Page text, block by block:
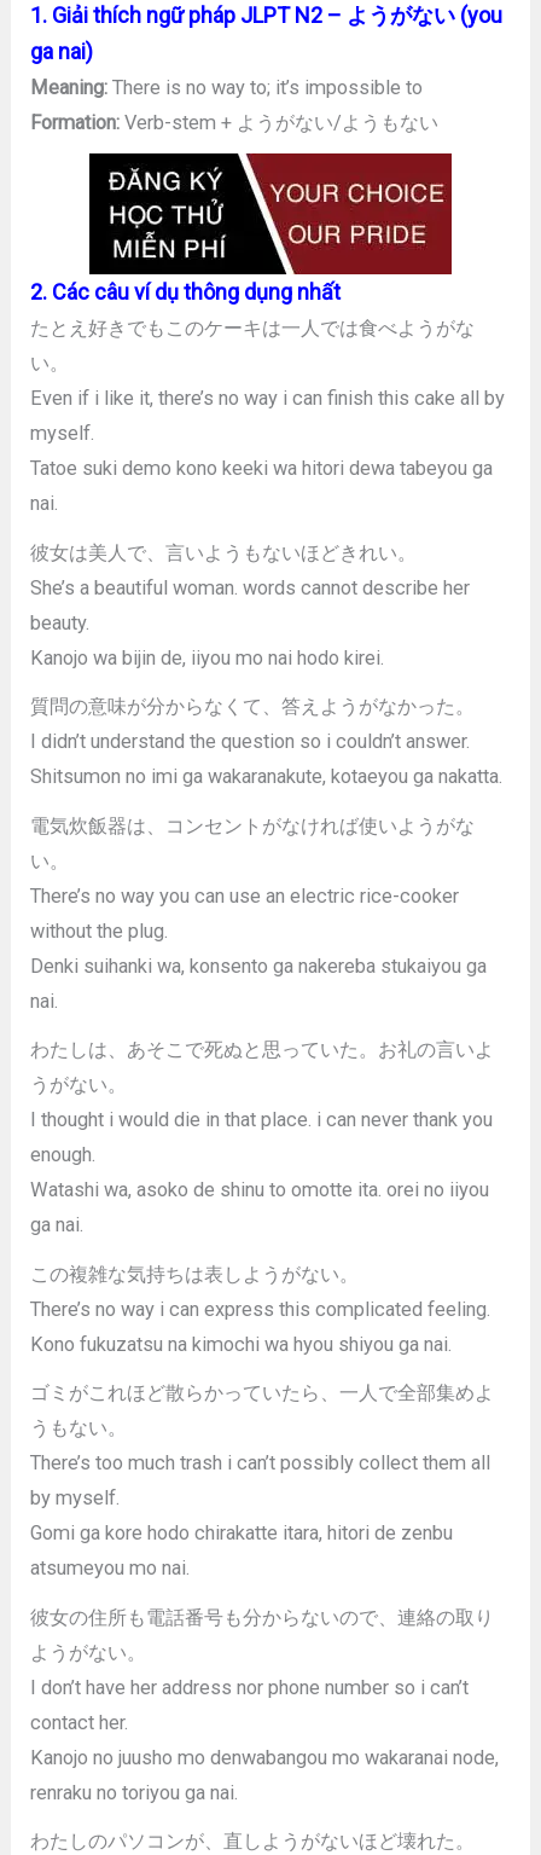
1. Giải thích ngữ pháp JLPT N2 – ようがない (you
ga nai)
Meaning: There is no way to; it’s impossible to
Formation: Verb-stem + ようがない/ようもない
2. Các câu ví dụ thông dụng nhất
たとえ好きでもこのケーキは一人では食べようがな
い。
Even if i like it, there’s no way i can finish this cake all by
myself.
Tatoe suki demo kono keeki wa hitori dewa tabeyou ga
nai.
彼女は美人で、言いようもないほどきれい。
She’s a beautiful woman. words cannot describe her
beauty.
Kanojo wa bijin de, iiyou mo nai hodo kirei.
質問の意味が分からなくて、答えようがなかった。
I didn’t understand the question so i couldn’t answer.
Shitsumon no imi ga wakaranakute, kotaeyou ga nakatta.
電気炊飯器は、コンセントがなければ使いようがな
い。
There’s no way you can use an electric rice-cooker
without the plug.
Denki suihanki wa, konsento ga nakereba stukaiyou ga
nai.
わたしは、あそこで死ぬと思っていた。お礼の言いよ
うがない。
I thought i would die in that place. i can never thank you
enough.
Watashi wa, asoko de shinu to omotte ita. orei no iiyou
ga nai.
この複雑な気持ちは表しようがない。
There’s no way i can express this complicated feeling.
Kono fukuzatsu na kimochi wa hyou shiyou ga nai.
ゴミがこれほど散らかっていたら、一人で全部集めよ
うもない。
There’s too much trash i can’t possibly collect them all
by myself.
Gomi ga kore hodo chirakatte itara, hitori de zenbu
atsumeyou mo nai.
彼女の住所も電話番号も分からないので、連絡の取り
ようがない。
I don’t have her address nor phone number so i can’t
contact her.
Kanojo no juusho mo denwabangou mo wakaranai node,
renraku no toriyou ga nai.
わたしのパソコンが、直しようがないほど壊れた。